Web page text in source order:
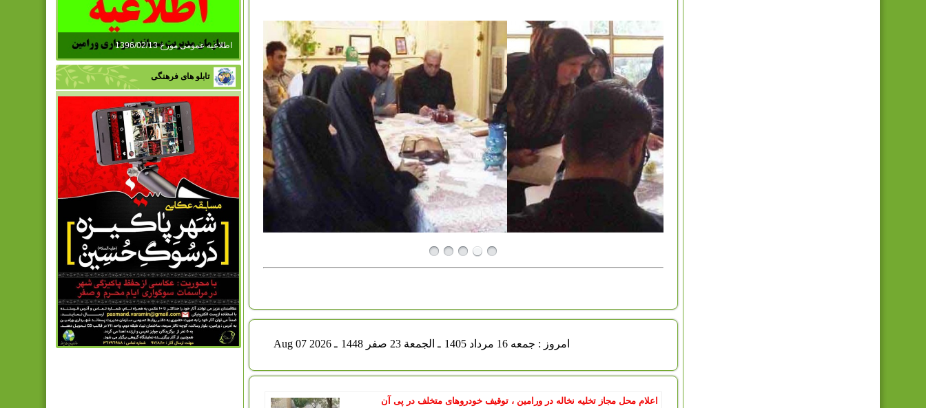
امروز : جمعه 16 مرداد 1405 ـ الجمعة 23 صفر 1448 ـ Aug 07 2026
اعلام محل مجاز تخلیه نخاله در ورامین ، توقیف خودروهای متخلف در پی آن
اطلاعیه عمومی مورخ 1396/02/13
تابلو های فرهنگی